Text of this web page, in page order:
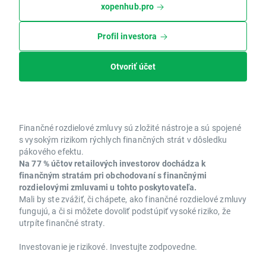
xopenhub.pro
Profil investora
Otvoriť účet
Finančné rozdielové zmluvy sú zložité nástroje a sú spojené
s vysokým rizikom rýchlych finančných strát v dôsledku
pákového efektu.
Na 77 % účtov retailových investorov dochádza k
finančným stratám pri obchodovaní s finančnými
rozdielovými zmluvami u tohto poskytovateľa.
Mali by ste zvážiť, či chápete, ako finančné rozdielové zmluvy
fungujú, a či si môžete dovoliť podstúpiť vysoké riziko, že
utrpíte finančné straty.
Investovanie je rizikové. Investujte zodpovedne.